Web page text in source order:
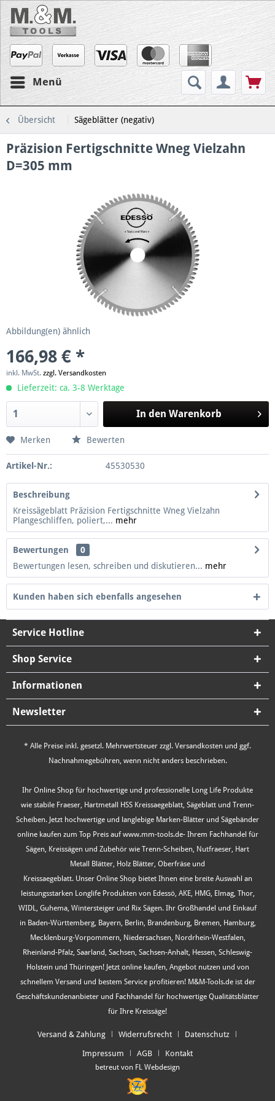
Menü
Übersicht Sägeblätter (negativ)
Präzision Fertigschnitte Wneg Vielzahn
D=305 mm
Abbildung(en) ähnlich
166,98 € *
inkl. MwSt. zzgl. Versandkosten
Lieferzeit: ca. 3-8 Werktage
In den Warenkorb
Merken Bewerten
Artikel-Nr.: 45530530
Beschreibung
Kreissägeblatt Präzision Fertigschnitte Wneg Vielzahn
Plangeschliffen, poliert,... mehr
Bewertungen
0
Bewertungen lesen, schreiben und diskutieren... mehr
Kunden haben sich ebenfalls angesehen
Service Hotline
Shop Service
Informationen
Newsletter
* Alle Preise inkl. gesetzl. Mehrwertsteuer zzgl. Versandkosten und ggf.
Nachnahmegebühren, wenn nicht anders beschrieben.
Ihr Online Shop für hochwertige und professionelle Long Life Produkte
wie stabile Fraeser, Hartmetall HSS Kreissaegeblatt, Sägeblatt und Trenn-
Scheiben. Jetzt hochwertige und langlebige Marken-Blätter und Sägebänder
online kaufen zum Top Preis auf www.mm-tools.de- Ihrem Fachhandel für
Sägen, Kreissägen und Zubehör wie Trenn-Scheiben, Nutfraeser, Hart
Metall Blätter, Holz Blätter, Oberfräse und
Kreissaegeblatt. Unser Online Shop bietet Ihnen eine breite Auswahl an
leistungsstarken Longlife Produkten von Edessö, AKE, HMG, Elmag, Thor,
WIDL, Guhema, Wintersteiger und Rix Sägen. Ihr Großhandel und Einkauf
in Baden-Württemberg, Bayern, Berlin, Brandenburg, Bremen, Hamburg,
Mecklenburg-Vorpommern, Niedersachsen, Nordrhein-Westfalen,
Rheinland-Pfalz, Saarland, Sachsen, Sachsen-Anhalt, Hessen, Schleswig-
Holstein und Thüringen! Jetzt online kaufen, Angebot nutzen und von
schnellem Versand und bestem Service profitieren! M&M-Tools.de ist der
Geschäftskundenanbieter und Fachhandel für hochwertige Qualitätsblätter
für Ihre Kreissäge!
Versand & Zahlung Widerrufsrecht Datenschutz
Impressum AGB Kontakt
betreut von FL Webdesign